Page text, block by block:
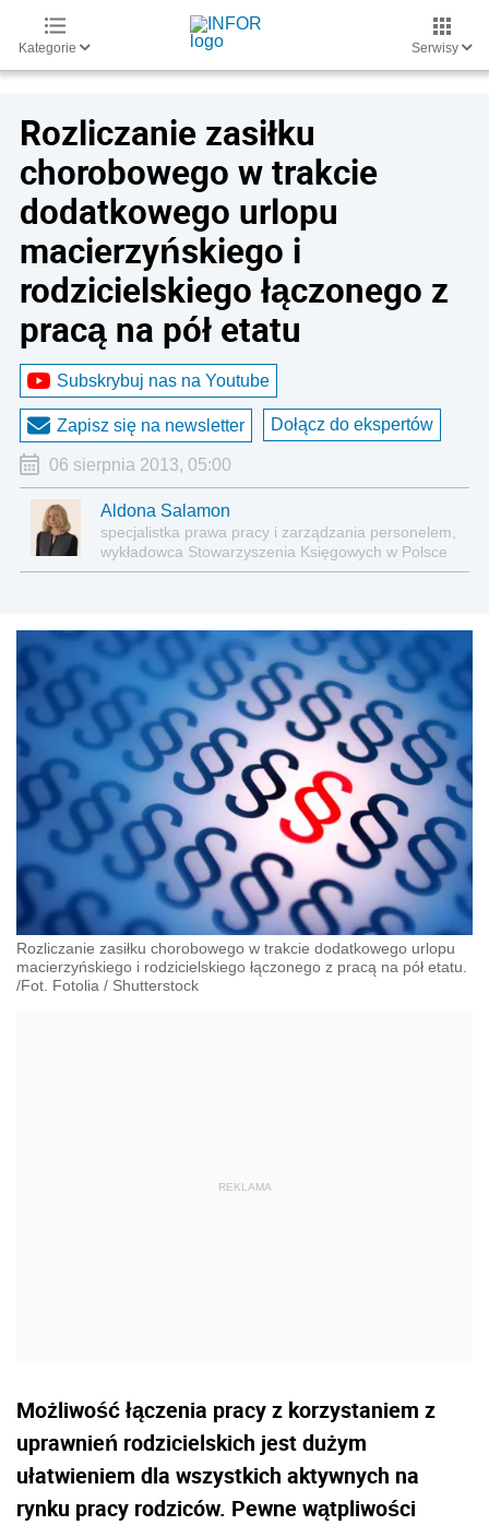
Kategorie Serwisy
Rozliczanie zasiłku
chorobowego w trakcie
dodatkowego urlopu
macierzyńskiego i
rodzicielskiego łączonego z
pracą na pół etatu
Subskrybuj nas na Youtube
Zapisz się na newsletter Dołącz do ekspertów
06 sierpnia 2013, 05:00
Aldona Salamon
specjalistka prawa pracy i zarządzania personelem,
wykładowca Stowarzyszenia Księgowych w Polsce
Rozliczanie zasiłku chorobowego w trakcie dodatkowego urlopu
macierzyńskiego i rodzicielskiego łączonego z pracą na pół etatu.
/Fot. Fotolia / Shutterstock
Możliwość łączenia pracy z korzystaniem z
uprawnień rodzicielskich jest dużym
ułatwieniem dla wszystkich aktywnych na
rynku pracy rodziców. Pewne wątpliwości